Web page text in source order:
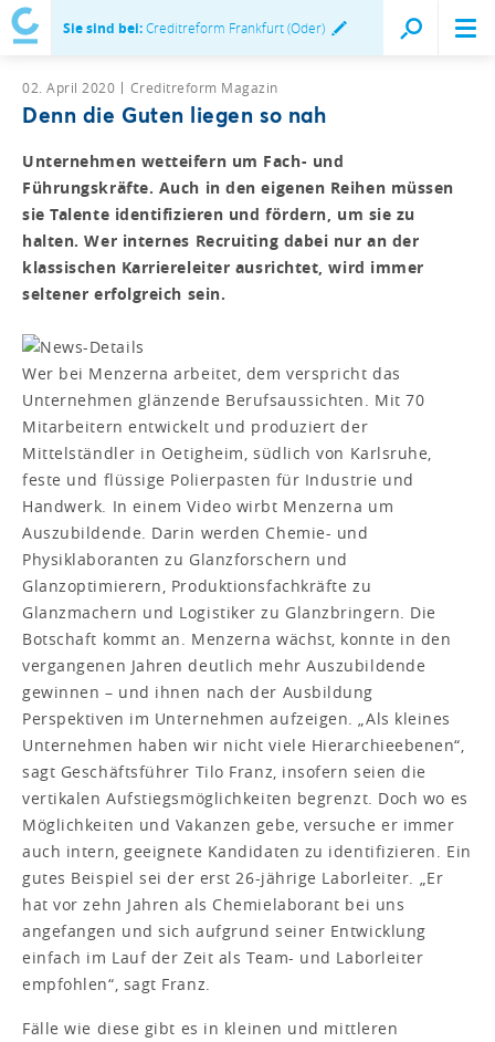
Sie sind bei:Creditreform Frankfurt (Oder)
02. April 2020 Creditreform Magazin
Denn die Guten liegen so nah
Unternehmen wetteifern um Fach- und
Führungskräfte. Auch in den eigenen Reihen müssen
sie Talente identifizieren und fördern, um sie zu
halten. Wer internes Recruiting dabei nur an der
klassischen Karriereleiter ausrichtet, wird immer
seltener erfolgreich sein.
Wer bei Menzerna arbeitet, dem verspricht das
Unternehmen glänzende Berufsaussichten. Mit 70
Mitarbeitern entwickelt und produziert der
Mittelständler in Oetigheim, südlich von Karlsruhe,
feste und flüssige Polierpasten für Industrie und
Handwerk. In einem Video wirbt Menzerna um
Auszubildende. Darin werden Chemie- und
Physiklaboranten zu Glanzforschern und
Glanzoptimierern, Produktionsfachkräfte zu
Glanzmachern und Logistiker zu Glanzbringern. Die
Botschaft kommt an. Menzerna wächst, konnte in den
vergangenen Jahren deutlich mehr Auszubildende
gewinnen – und ihnen nach der Ausbildung
Perspektiven im Unternehmen aufzeigen. „Als kleines
Unternehmen haben wir nicht viele Hierarchieebenen“,
sagt Geschäftsführer Tilo Franz, insofern seien die
vertikalen Aufstiegsmöglichkeiten begrenzt. Doch wo es
Möglichkeiten und Vakanzen gebe, versuche er immer
auch intern, geeignete Kandidaten zu identifizieren. Ein
gutes Beispiel sei der erst 26-jährige Laborleiter. „Er
hat vor zehn Jahren als Chemielaborant bei uns
angefangen und sich aufgrund seiner Entwicklung
einfach im Lauf der Zeit als Team- und Laborleiter
empfohlen“, sagt Franz.
Fälle wie diese gibt es in kleinen und mittleren